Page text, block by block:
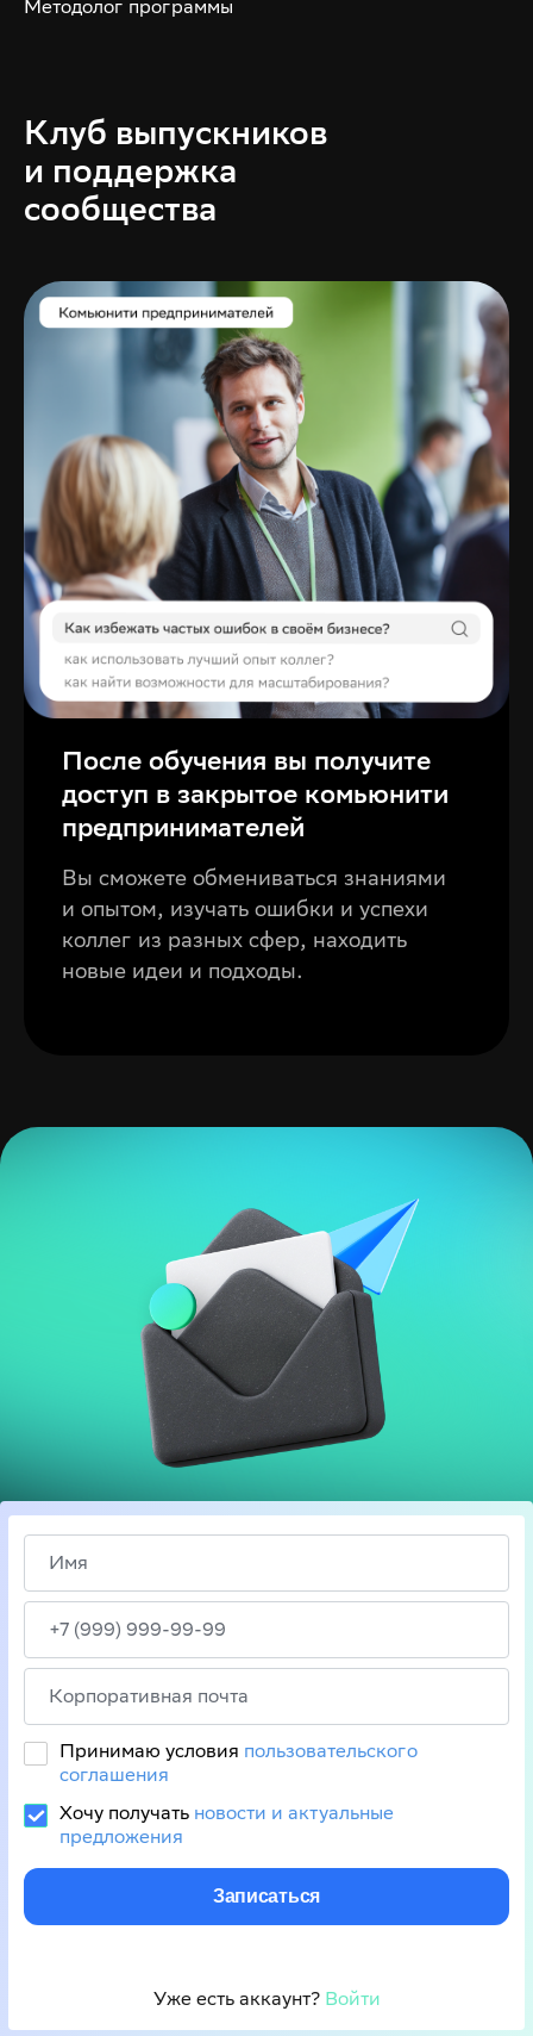
Методолог программы
Клуб выпускников
и поддержка
сообщества
После обучения вы получите
доступ в закрытое комьюнити
предпринимателей
Вы сможете обмениваться знаниями
и опытом, изучать ошибки и успехи
коллег из разных сфер, находить
новые идеи и подходы.
Принимаю условия пользовательского
соглашения
Хочу получать новости и актуальные
предложения
Записаться
Уже есть аккаунт? Войти